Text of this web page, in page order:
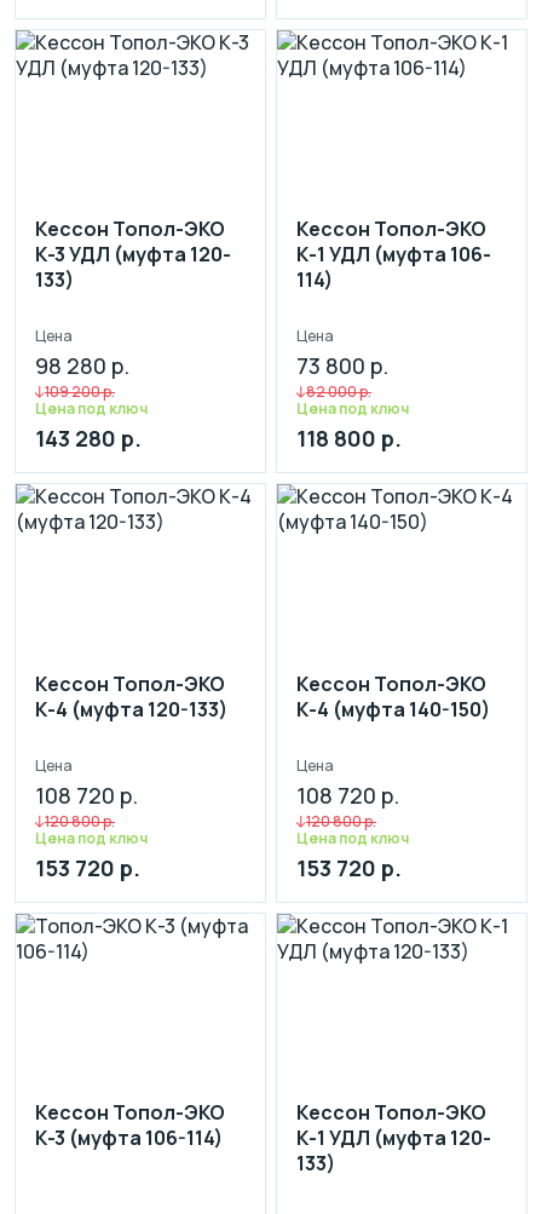
Кессон Топол-ЭКО
К-3 УДЛ (муфта 120-
133)
Цена
98 280 р.
109 200 р.
Цена под ключ
143 280 р.
Кессон Топол-ЭКО
К-1 УДЛ (муфта 106-
114)
Цена
73 800 р.
82 000 р.
Цена под ключ
118 800 р.
Кессон Топол-ЭКО
К-4 (муфта 120-133)
Цена
108 720 р.
120 800 р.
Цена под ключ
153 720 р.
Кессон Топол-ЭКО
К-4 (муфта 140-150)
Цена
108 720 р.
120 800 р.
Цена под ключ
153 720 р.
Кессон Топол-ЭКО
К-3 (муфта 106-114)
Кессон Топол-ЭКО
К-1 УДЛ (муфта 120-
133)